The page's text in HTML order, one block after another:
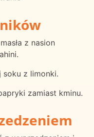
z nasion
z limonki.
zamiast kminu.